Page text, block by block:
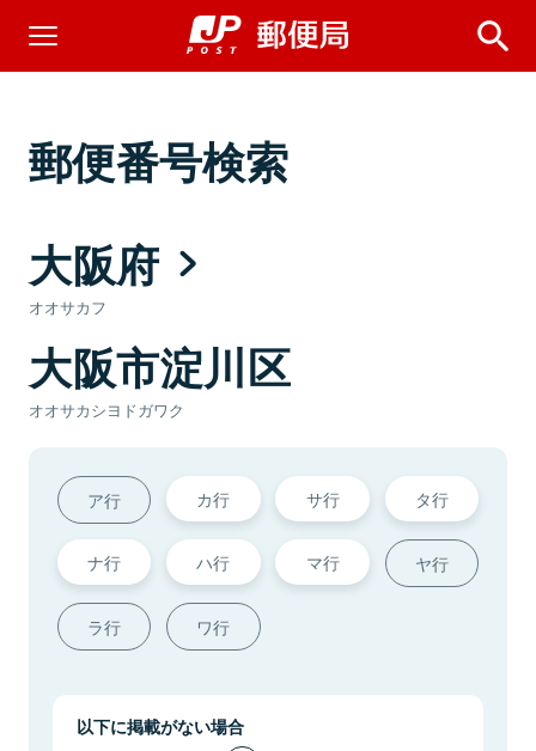
郵便番号検索
大阪府
オオサカフ
大阪市淀川区
オオサカシヨドガワク
ア行 カ行 サ行 タ行
ナ行 ハ行 マ行 ヤ行
ラ行 ワ行
以下に掲載がない場合